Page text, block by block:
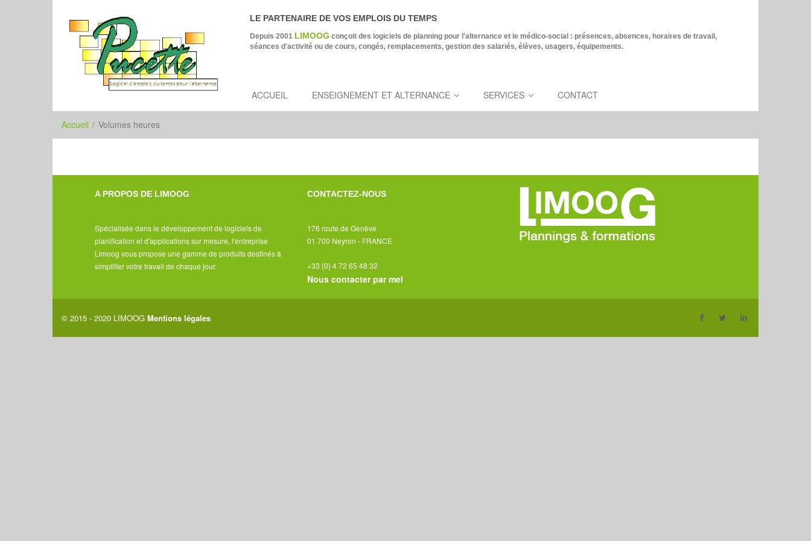
LE PARTENAIRE DE VOS EMPLOIS DU TEMPS
Depuis 2001 LIMOOG conçoit des logiciels de planning pour l'alternance et le médico-social : présences, absences, horaires de travail,
séances d'activité ou de cours, congés, remplacements, gestion des salariés, élèves, usagers, équipements.
ACCUEIL ENSEIGNEMENT ET ALTERNANCE SERVICES CONTACT
Accueil / Volumes heures
A PROPOS DE LIMOOG
Spécialisée dans le développement de logiciels de
planification et d'applications sur mesure, l'entreprise
Limoog vous propose une gamme de produits destinés à
simplifier votre travail de chaque jour.
CONTACTEZ-NOUS
176 route de Genève
01 700 Neyron - FRANCE
+33 (0) 4 72 65 48 32
Nous contacter par mel
© 2015 - 2020 LIMOOG Mentions légales